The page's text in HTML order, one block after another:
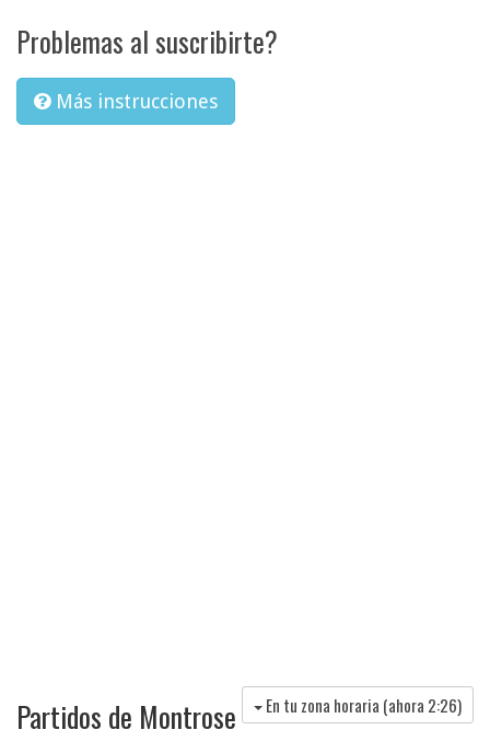
Problemas al suscribirte?
Más instrucciones
Partidos de Montrose En tu zona horaria (ahora 2:26)